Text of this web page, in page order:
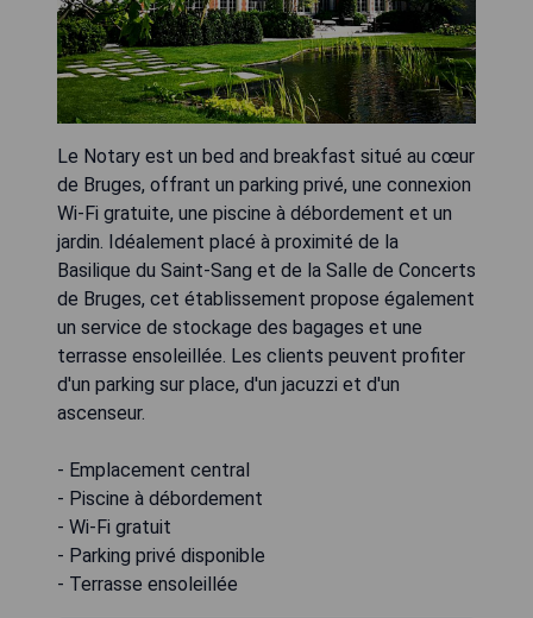
Le Notary est un bed and breakfast situé au cœur
de Bruges, offrant un parking privé, une connexion
Wi-Fi gratuite, une piscine à débordement et un
jardin. Idéalement placé à proximité de la
Basilique du Saint-Sang et de la Salle de Concerts
de Bruges, cet établissement propose également
un service de stockage des bagages et une
terrasse ensoleillée. Les clients peuvent profiter
d'un parking sur place, d'un jacuzzi et d'un
ascenseur.
- Emplacement central
- Piscine à débordement
- Wi-Fi gratuit
- Parking privé disponible
- Terrasse ensoleillée